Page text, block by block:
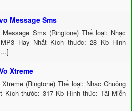
Message Sms
Message Sms (Ringtone) Thể loại: Nhạc
MP3 Hay Nhất Kích thước: 28 Kb Hình
Xtreme
(Ringtone) Thể loại: Nhạc Chuông
Kích thước: 317 Kb Hình thức: Tải Miễn